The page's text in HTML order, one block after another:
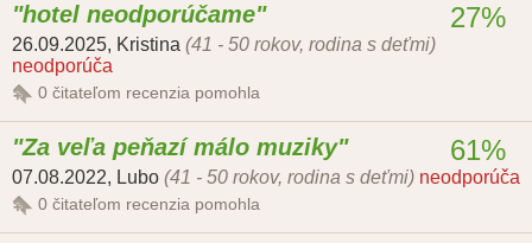
hotel neodporúčame
26.09.2025, Kristina (41 - 50 rokov, rodina s deťmi)
neodporúča
0 čitateľom recenzia pomohla
27%
Za veľa peňazí málo muziky
07.08.2022, Lubo (41 - 50 rokov, rodina s deťmi) neodporúča
0 čitateľom recenzia pomohla
61%